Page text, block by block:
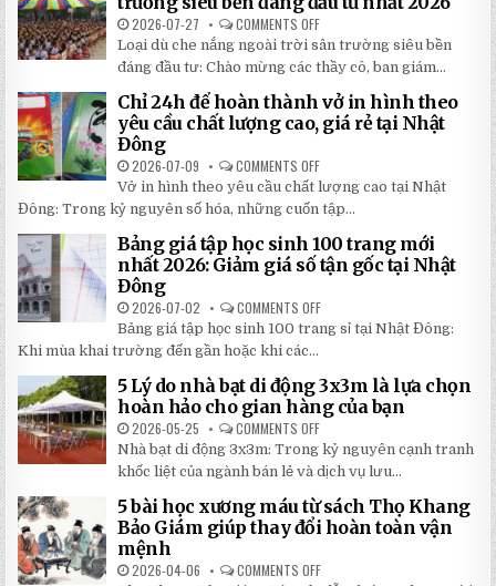
TAY
TIẾT
2026:
5
BÍ
MẬT
GIÚP
BẠN
TIẾT
KHI
LẮP
ĐẶT
2026-07-27 COMMENTS OFF
TOP
5
LOẠI
DÙ
CHE
NẮNG
NGOÀI
TRỜI
BỀN
ĐÁNG
ĐẦU
NHẤT
2026
Loại dù che nắng ngoài trời sân trường siêu bền
đáng đầu tư: Chào mừng các thầy cô, ban giám...
Chỉ 24h để hoàn thành vở in hình theo
yêu cầu chất lượng cao, giá rẻ tại Nhật
Đông
2026-07-09 COMMENTS OFF
CHỈ
24H
ĐỂ
HOÀN
VỞ
IN
HÌNH
YÊU
CHẤT
LƯỢNG
RẺ
TẠI
NHẬT
ĐÔNG
Vở in hình theo yêu cầu chất lượng cao tại Nhật
Đông: Trong kỷ nguyên số hóa, những cuốn tập...
Bảng giá tập học sinh 100 trang mới
nhất 2026: Giảm giá số tận gốc tại Nhật
Đông
2026-07-02 COMMENTS OFF
BẢNG
GIÁ
100
TRANG
MỚI
2026:
GIẢM
GIÁ
SỐ
TẬN
GỐC
TẠI
NHẬT
Bảng giá tập học sinh 100 trang sỉ tại Nhật Đông:
Khi mùa khai trường đến gần hoặc khi các...
5 Lý do nhà bạt di động 3x3m là lựa chọn
hoàn hảo cho gian hàng của bạn
2026-05-25 COMMENTS OFF
5
LÝ
DO
NHÀ
BẠT
DI
ĐỘNG
3X3M
LỰA
Nhà bạt di động 3x3m: Trong kỷ nguyên cạnh tranh
khốc liệt của ngành bán lẻ và dịch vụ lưu...
5 bài học xương máu từ sách Thọ Khang
Bảo Giám giúp thay đổi hoàn toàn vận
mệnh
2026-04-06 COMMENTS OFF